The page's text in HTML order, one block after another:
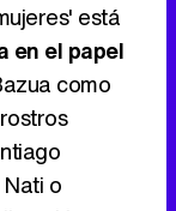
está
en el papel
como
o